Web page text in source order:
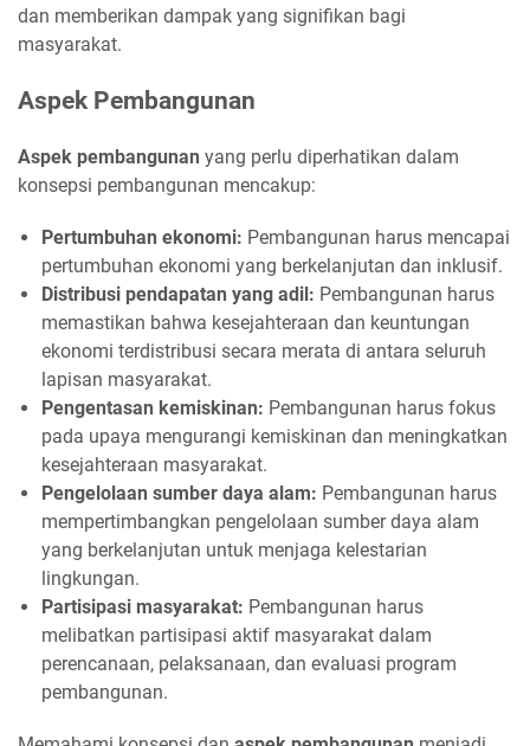
dan memberikan dampak yang signifikan bagi
masyarakat.
Aspek Pembangunan
Aspek pembangunan yang perlu diperhatikan dalam
konsepsi pembangunan mencakup:
Pertumbuhan ekonomi: Pembangunan harus mencapai
pertumbuhan ekonomi yang berkelanjutan dan inklusif.
Distribusi pendapatan yang adil: Pembangunan harus
memastikan bahwa kesejahteraan dan keuntungan
ekonomi terdistribusi secara merata di antara seluruh
lapisan masyarakat.
Pengentasan kemiskinan: Pembangunan harus fokus
pada upaya mengurangi kemiskinan dan meningkatkan
kesejahteraan masyarakat.
Pengelolaan sumber daya alam: Pembangunan harus
mempertimbangkan pengelolaan sumber daya alam
yang berkelanjutan untuk menjaga kelestarian
lingkungan.
Partisipasi masyarakat: Pembangunan harus
melibatkan partisipasi aktif masyarakat dalam
perencanaan, pelaksanaan, dan evaluasi program
pembangunan.